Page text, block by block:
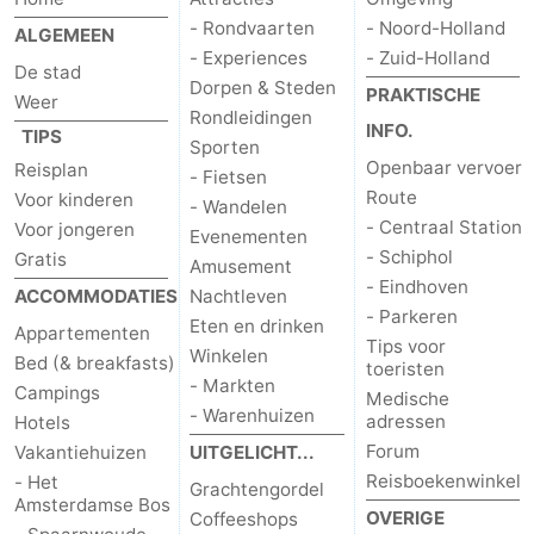
ALGEMEEN
De stad
Weer
TIPS
Reisplan
Voor kinderen
Voor jongeren
Gratis
ACCOMMODATIES
Appartementen
Bed (& breakfasts)
Campings
Hotels
Vakantiehuizen
- Het
Amsterdamse Bos
- Rondvaarten
- Experiences
Dorpen & Steden
Rondleidingen
Sporten
- Fietsen
- Wandelen
Evenementen
Amusement
Nachtleven
Eten en drinken
Winkelen
- Markten
- Warenhuizen
UITGELICHT...
Grachtengordel
Coffeeshops
- Noord-Holland
- Zuid-Holland
PRAKTISCHE
INFO.
Openbaar vervoer
Route
- Centraal Station
- Schiphol
- Eindhoven
- Parkeren
Tips voor
toeristen
Medische
adressen
Forum
Reisboekenwinkel
OVERIGE